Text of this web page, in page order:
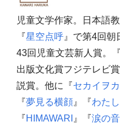
児童文学作家。日本語教
『星空点呼』で第4回朝
43回児童文芸新人賞。『
出版文化賞フジテレビ
説賞。他に『セカイヲ
『夢見る横顔』『わた
『HIMAWARI 』『涙の